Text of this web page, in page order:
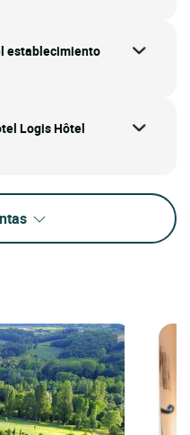
establecimiento
Logis Hôtel